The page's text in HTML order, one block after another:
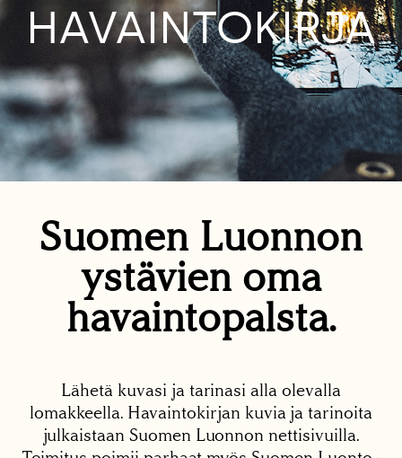
HAVAINTOKIRJA
Suomen Luonnon
ystävien oma
havaintopalsta.
Lähetä kuvasi ja tarinasi alla olevalla
lomakkeella. Havaintokirjan kuvia ja tarinoita
julkaistaan Suomen Luonnon nettisivuilla.